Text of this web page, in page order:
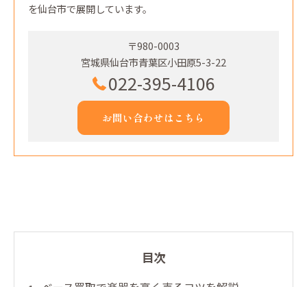
を仙台市で展開しています。
〒980-0003
宮城県仙台市青葉区小田原5-3-22
022-395-4106
お問い合わせはこちら
目次